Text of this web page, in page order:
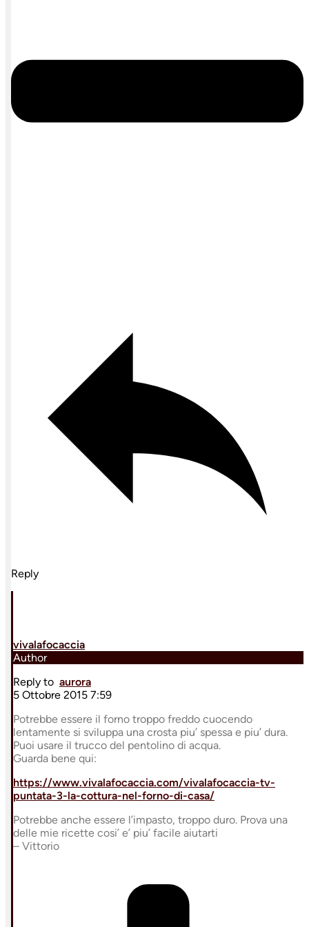
Reply
vivalafocaccia
Author
Reply to aurora
5 Ottobre 2015 7:59
Potrebbe essere il forno troppo freddo cuocendo
lentamente si sviluppa una crosta piu’ spessa e piu’ dura.
Puoi usare il trucco del pentolino di acqua.
Guarda bene qui:
https://www.vivalafocaccia.com/vivalafocaccia-tv-
puntata-3-la-cottura-nel-forno-di-casa/
Potrebbe anche essere l’impasto, troppo duro. Prova una
delle mie ricette cosi’ e’ piu’ facile aiutarti
– Vittorio